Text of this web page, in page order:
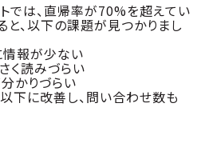
では、直帰率が70%を超えてい
と、以下の課題が見つかりまし
情報が少ない
く読みづらい
かりづらい
下に改善し、問い合わせ数も